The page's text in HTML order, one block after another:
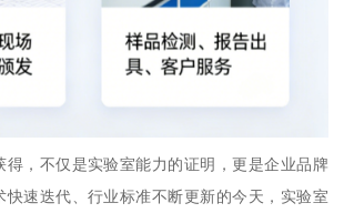
得，不仅是实验室能力的证明，更是企业品牌
快速迭代、行业标准不断更新的今天，实验室